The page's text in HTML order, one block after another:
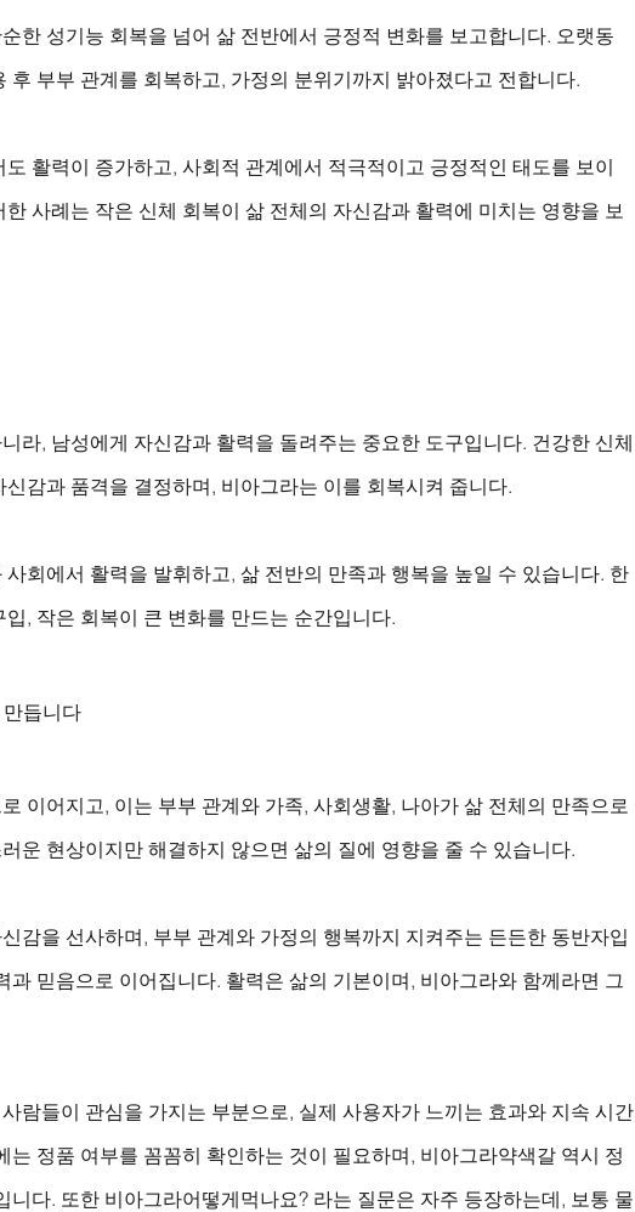
한 성기능 회복을 넘어 삶 전반에서 긍정적 변화를 보고합니다. 오랫동
후 부부 관계를 회복하고, 가정의 분위기까지 밝아졌다고 전합니다.
활력이 증가하고, 사회적 관계에서 적극적이고 긍정적인 태도를 보이
사례는 작은 신체 회복이 삶 전체의 자신감과 활력에 미치는 영향을 보
라, 남성에게 자신감과 활력을 돌려주는 중요한 도구입니다. 건강한 신체
감과 품격을 결정하며, 비아그라는 이를 회복시켜 줍니다.
회에서 활력을 발휘하고, 삶 전반의 만족과 행복을 높일 수 있습니다. 한
, 작은 회복이 큰 변화를 만드는 순간입니다.
듭니다
이어지고, 이는 부부 관계와 가족, 사회생활, 나아가 삶 전체의 만족으로
운 현상이지만 해결하지 않으면 삶의 질에 영향을 줄 수 있습니다.
감을 선사하며, 부부 관계와 가정의 행복까지 지켜주는 든든한 동반자입
과 믿음으로 이어집니다. 활력은 삶의 기본이며, 비아그라와 함께라면 그
람들이 관심을 가지는 부분으로, 실제 사용자가 느끼는 효과와 지속 시간
는 정품 여부를 꼼꼼히 확인하는 것이 필요하며, 비아그라약색갈 역시 정
니다. 또한 비아그라어떻게먹나요? 라는 질문은 자주 등장하는데, 보통 물